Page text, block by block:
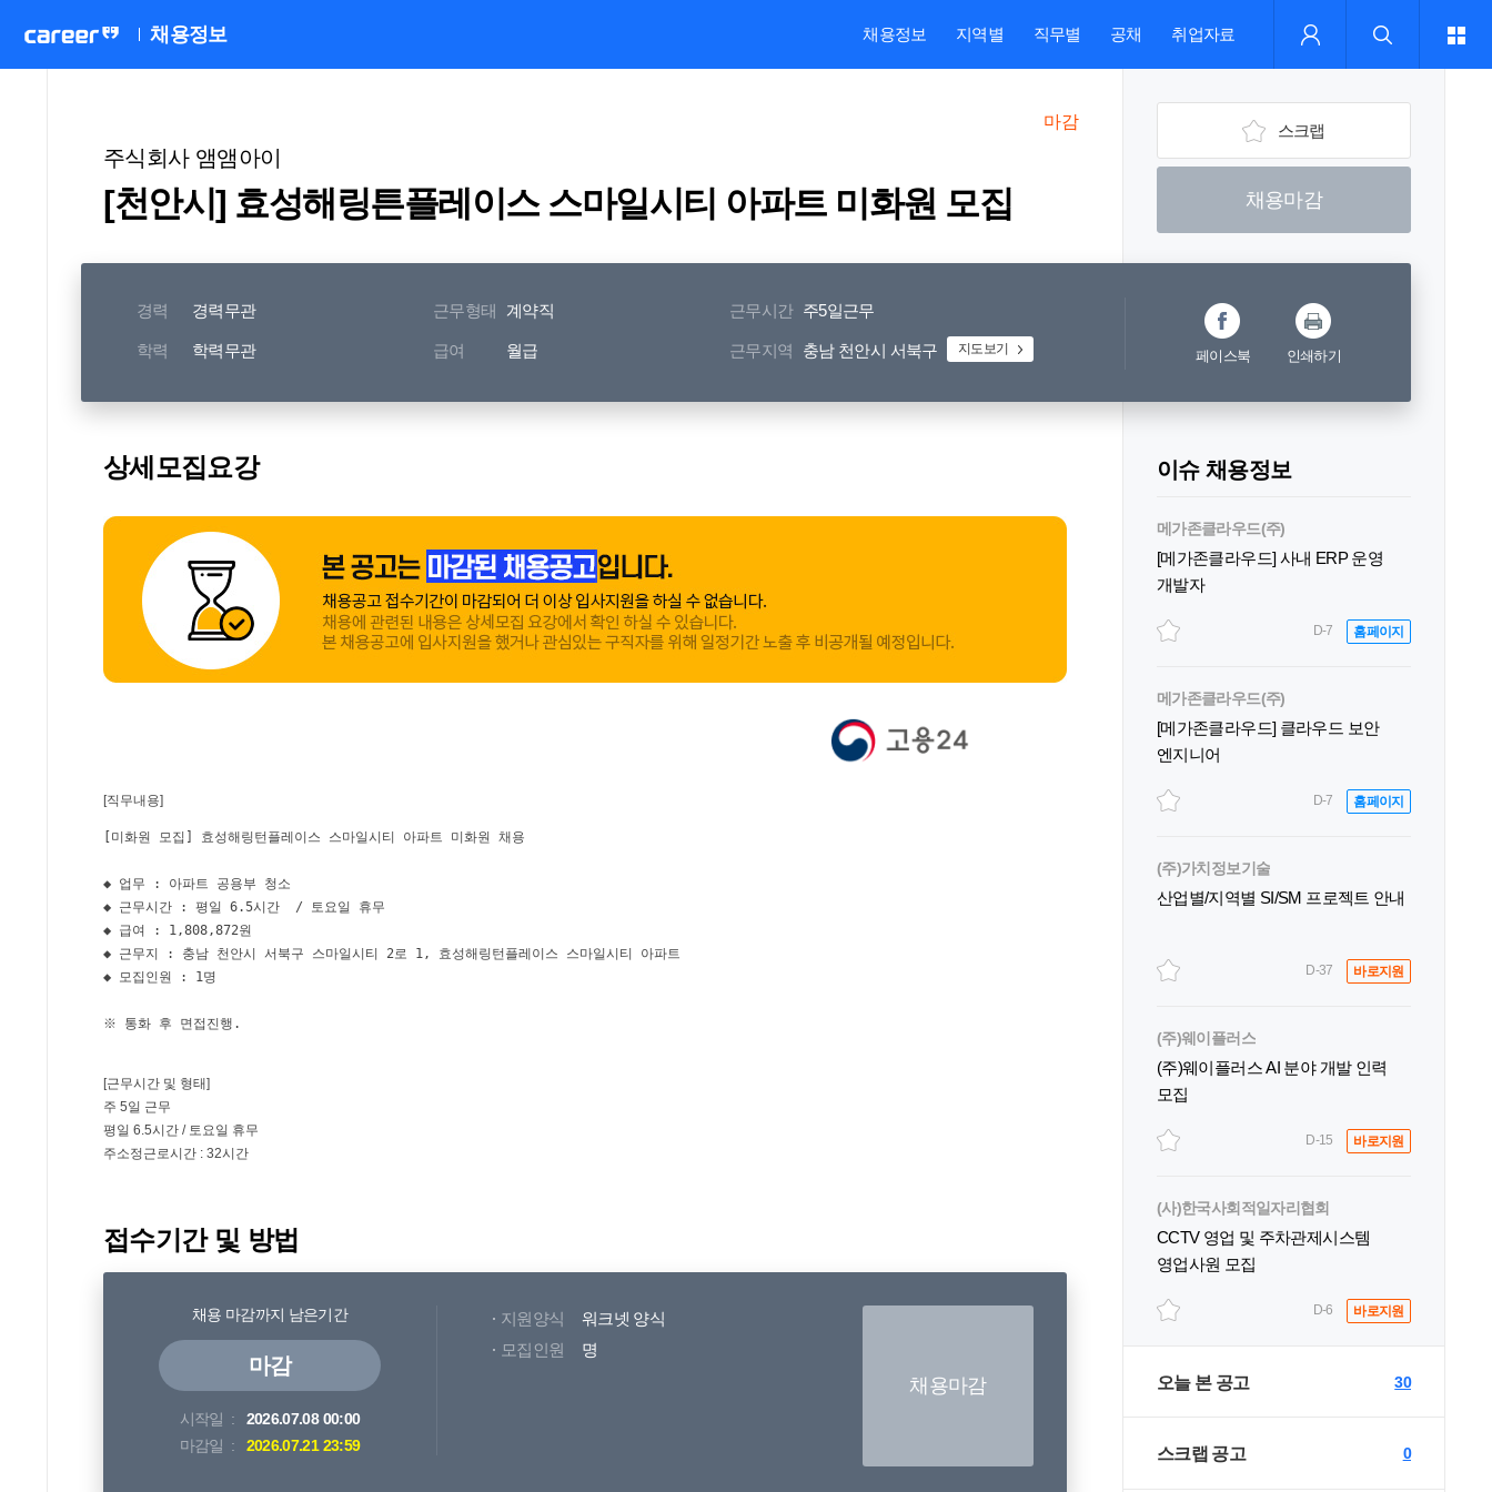
채용정보 채용정보 지역별 직무별 공채 취업자료
주식회사 앰앰아이
[천안시] 효성해링튼플레이스 스마일시티 아파트 미화원 모집
마감 스크랩
채용마감
경력 경력무관 근무형태 계약직 근무시간 주5일근무
학력 학력무관 급여 월급 근무지역 충남 천안시 서북구 지도보기 페이스북 인쇄하기
상세모집요강
접수기간 및 방법
채용 마감까지 남은기간
마감
시작일
2026.07.08 00:00
마감일
2026.07.21 23:59
지원양식
워크넷 양식
모집인원
명
채용마감
이슈 채용정보
메가존클라우드(주)
[메가존클라우드] 사내 ERP 운영
개발자
D-7 홈페이지
메가존클라우드(주)
[메가존클라우드] 클라우드 보안
엔지니어
D-7 홈페이지
(주)가치정보기술
산업별/지역별 SI/SM 프로젝트 안내
D-37 바로지원
(주)웨이플러스
(주)웨이플러스 AI 분야 개발 인력
모집
D-15 바로지원
(사)한국사회적일자리협회
CCTV 영업 및 주차관제시스템
영업사원 모집
D-6 바로지원
오늘 본 공고 30
스크랩 공고 0